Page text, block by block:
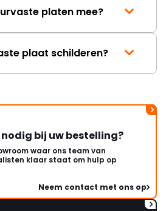
platen mee?
plaat schilderen?
bij uw bestelling?
waar ons team van
klaar staat om hulp op
Neem contact met ons op